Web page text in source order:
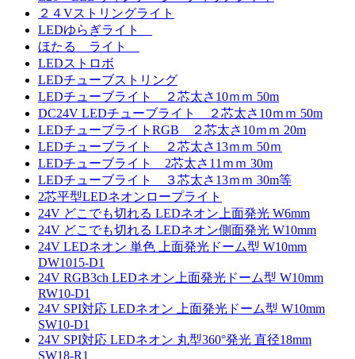
２４Vストリングライト
LEDゆらぎライト
ほたる ライト
LEDストロボ
LEDチューブストリング
LEDチューブライト ２芯太さ10ｍｍ 50m
DC24V LEDチューブライト ２芯太さ10ｍｍ 50m
LEDチューブライトRGB ２芯太さ10ｍｍ 20m
LEDチューブライト ２芯太さ13ｍｍ 50ｍ
LEDチューブライト 2芯太さ11ｍｍ 30m
LEDチューブライト ３芯太さ13ｍｍ 30m等
2芯平型LEDネオンロープライト
24V どこでも切れる LEDネオン上面発光 W6mm
24V どこでも切れる LEDネオン側面発光 W10mm
24V LEDネオン 単色 上面発光ドーム型 W10mm
DW1015-D1
24V RGB3ch LEDネオン上面発光ドーム型 W10mm
RW10-D1
24V SPI対応 LEDネオン 上面発光ドーム型 W10mm
SW10-D1
24V SPI対応 LEDネオン 丸型360°発光 直径18mm
SW18-R1